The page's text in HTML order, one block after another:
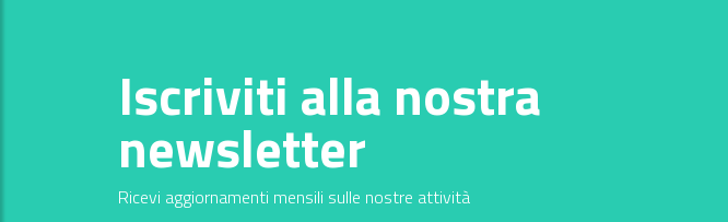
Iscriviti alla nostra
newsletter
Ricevi aggiornamenti mensili sulle nostre attività